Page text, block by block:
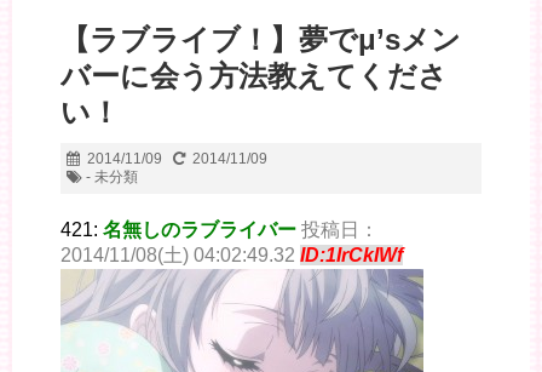
【ラブライブ！】夢でμ’sメン
バーに会う方法教えてくださ
い！
2014/11/09
2014/11/09
- 未分類
421: 名無しのラブライバー 投稿日：
2014/11/08(土) 04:02:49.32 ID:1IrCkIWf